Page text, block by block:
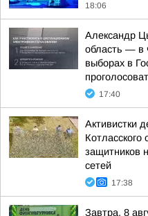
18:06
Александр
область — в
выборах в
17:40
Активистки
Котласского
защитников
сетей
17:38
Завтра, 8